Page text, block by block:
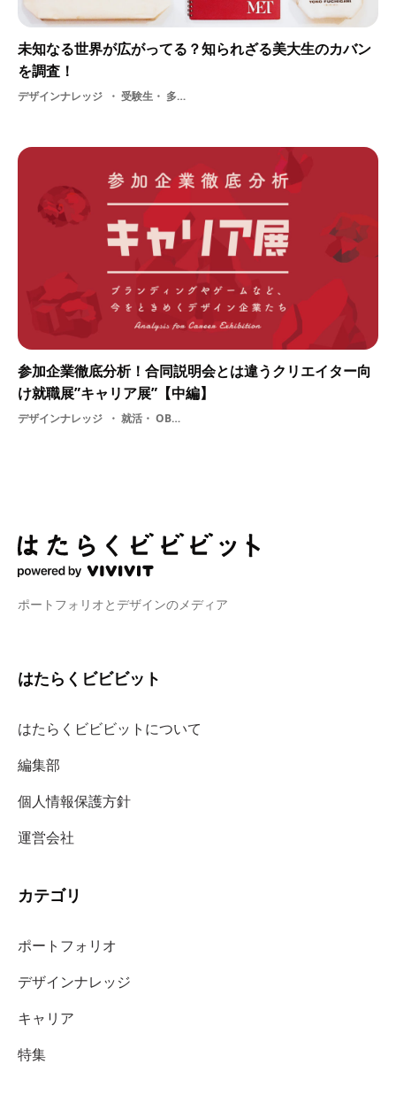
未知なる世界が広がってる？知られざる美大生のカバン
を調査！
デザインナレッジ 受験生・ 多摩美術大学・ 大学・ 大学生・ 美大生・ 学生・ デザイン・ 武蔵野美術大学・ 美大生のカバン・ 美大・ 美術・ かばん・ 芸術・ リュックサック・ 課外活動・ ファイン
参加企業徹底分析！合同説明会とは違うクリエイター向
け就職展”キャリア展”【中編】
デザインナレッジ 就活・ OBOG訪問・ 人事・ 仕事・ 企業・ 美大生・ キャリア展
ポートフォリオとデザインのメディア
はたらくビビビット
はたらくビビビットについて
編集部
個人情報保護方針
運営会社
カテゴリ
ポートフォリオ
デザインナレッジ
キャリア
特集